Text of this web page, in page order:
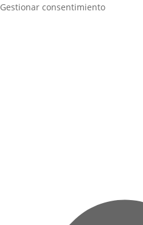
Gestionar consentimiento